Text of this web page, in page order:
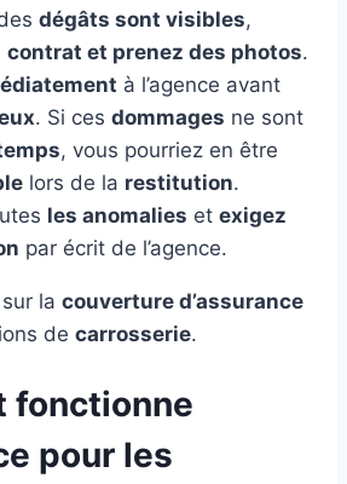
dégâts sont visibles,
contrat et prenez des photos.
à l’agence avant
. Si ces dommages ne sont
, vous pourriez en être
lors de la restitution.
les anomalies et exigez
par écrit de l’agence.
la couverture d’assurance
de carrosserie.
fonctionne
pour les